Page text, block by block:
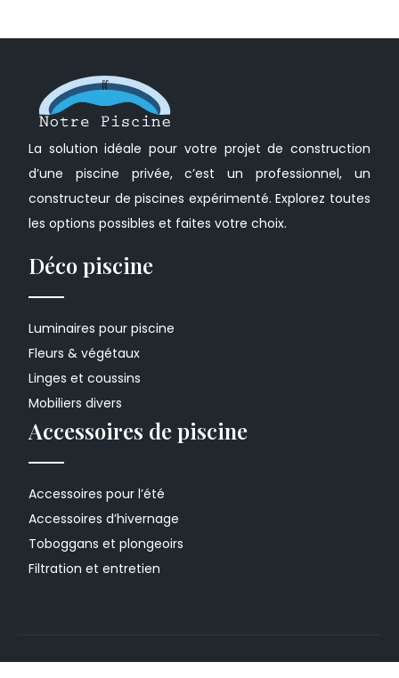
La solution idéale pour votre projet de construction
d’une piscine privée, c’est un professionnel, un
constructeur de piscines expérimenté. Explorez toutes
les options possibles et faites votre choix.
Déco piscine
Luminaires pour piscine
Fleurs & végétaux
Linges et coussins
Mobiliers divers
Accessoires de piscine
Accessoires pour l’été
Accessoires d’hivernage
Toboggans et plongeoirs
Filtration et entretien